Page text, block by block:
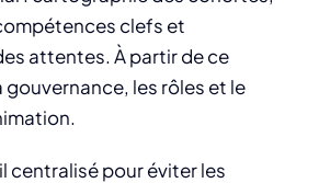
clefs et
attentes. À partir de ce
gouvernance, les rôles et le
centralisé pour éviter les